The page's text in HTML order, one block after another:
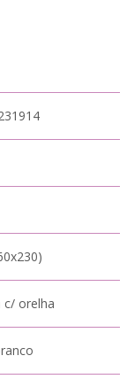
c/ orelha